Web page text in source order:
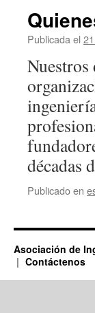
Publicada el
décadas
Publicado en
Asociación de
Contáctenos